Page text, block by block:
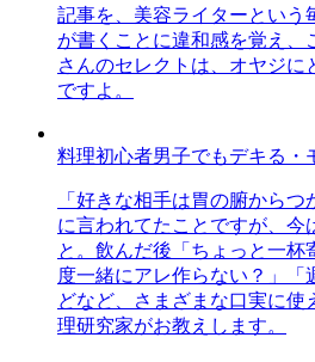
記事を、美容ライターという
が書くことに違和感を覚え、
さんのセレクトは、オヤジに
ですよ。
料理初心者男子でもデキる・
「好きな相手は胃の腑から
に言われてたことですが、今
と。飲んだ後「ちょっと一杯
度一緒にアレ作らない？」「
どなど、さまざまな口実に使
理研究家がお教えします。